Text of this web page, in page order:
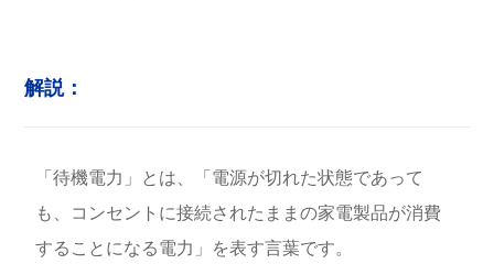
解説：
「待機電力」とは、「電源が切れた状態であって
も、コンセントに接続されたままの家電製品が消費
することになる電力」を表す言葉です。